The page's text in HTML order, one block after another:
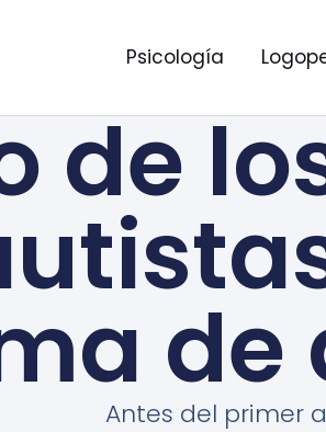
Psicología
de
de
Antes del primer